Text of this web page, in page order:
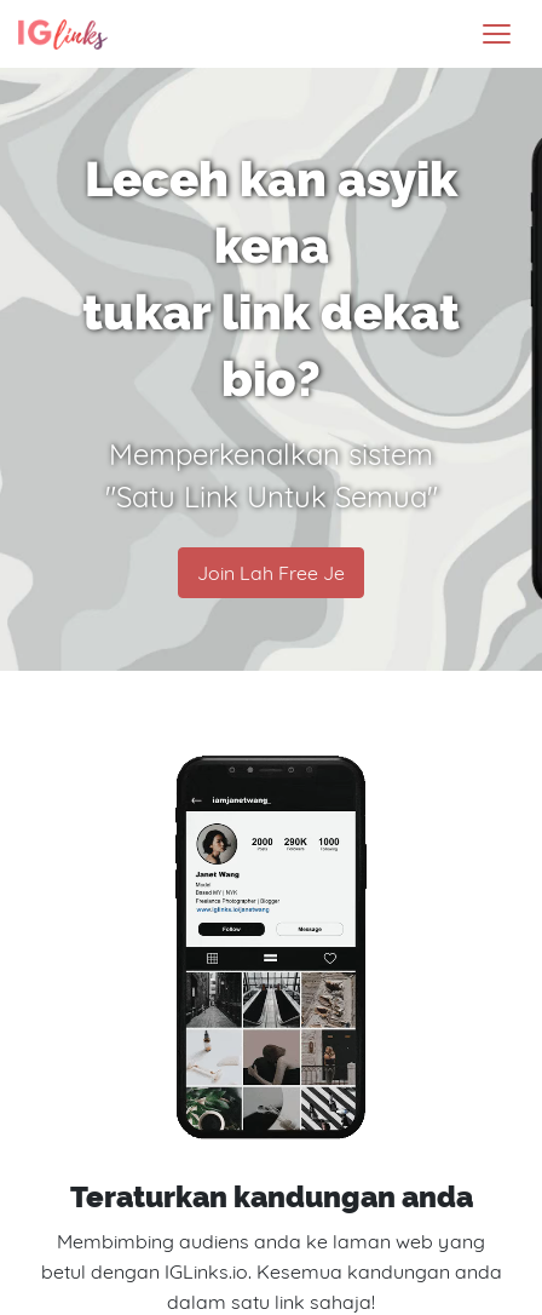
Leceh kan asyik
kena
tukar link dekat
bio?
Memperkenalkan sistem
"Satu Link Untuk Semua"
Join Lah Free Je
Teraturkan kandungan anda
Membimbing audiens anda ke laman web yang
betul dengan IGLinks.io. Kesemua kandungan anda
dalam satu link sahaja!